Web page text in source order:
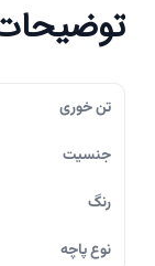
تن خوری
جنسیت
رنگ
نوع پاچه